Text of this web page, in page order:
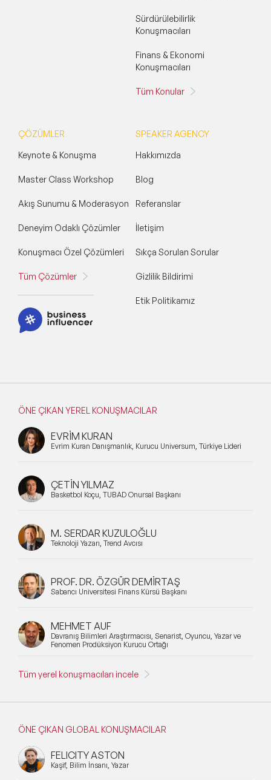
Sürdürülebilirlik
Konuşmacıları
Finans & Ekonomi
Konuşmacıları
Tüm Konular
ÇÖZÜMLER
Keynote & Konuşma
Master Class Workshop
Akış Sunumu & Moderasyon
Deneyim Odaklı Çözümler
Konuşmacı Özel Çözümleri
Tüm Çözümler
SPEAKER AGENCY
Hakkımızda
Blog
Referanslar
İletişim
Sıkça Sorulan Sorular
Gizlilik Bildirimi
Etik Politikamız
ÖNE ÇIKAN YEREL KONUŞMACILAR
EVRİM KURAN
Evrim Kuran Danışmanlık, Kurucu Universum, Türkiye Lideri
ÇETİN YILMAZ
Basketbol Koçu, TÜBAD Onursal Başkanı
M. SERDAR KUZULOĞLU
Teknoloji Yazarı, Trend Avcısı
PROF. DR. ÖZGÜR DEMİRTAŞ
Sabancı Üniversitesi Finans Kürsü Başkanı
MEHMET AUF
Davranış Bilimleri Araştırmacısı, Senarist, Oyuncu, Yazar ve
Fenomen Prodüksiyon Kurucu Ortağı
Tüm yerel konuşmacıları incele
ÖNE ÇIKAN GLOBAL KONUŞMACILAR
FELICITY ASTON
Kaşif, Bilim İnsanı, Yazar